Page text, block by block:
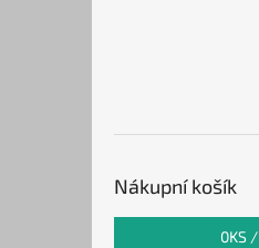
Nákupní košík
0KS /